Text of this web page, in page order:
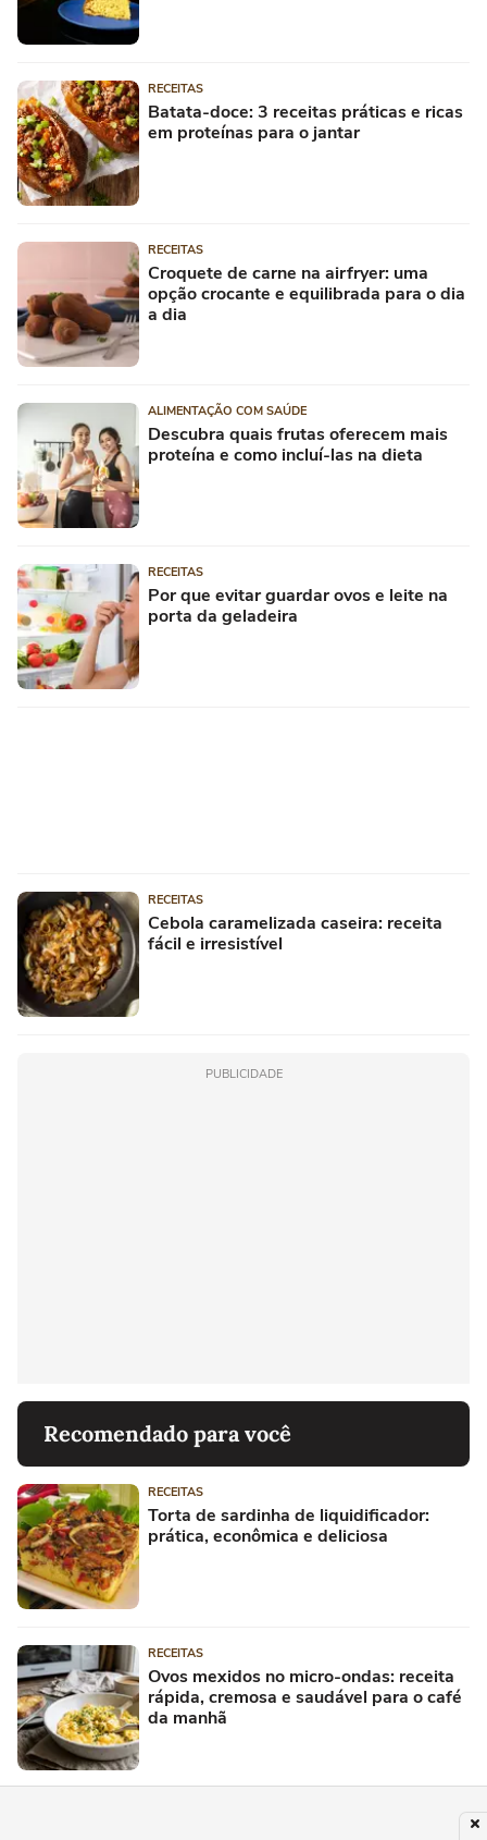
RECEITAS
Batata-doce: 3 receitas práticas e ricas
em proteínas para o jantar
RECEITAS
Croquete de carne na airfryer: uma
opção crocante e equilibrada para o dia
a dia
ALIMENTAÇÃO COM SAÚDE
Descubra quais frutas oferecem mais
proteína e como incluí-las na dieta
RECEITAS
Por que evitar guardar ovos e leite na
porta da geladeira
RECEITAS
Cebola caramelizada caseira: receita
fácil e irresistível
PUBLICIDADE
Recomendado para você
RECEITAS
Torta de sardinha de liquidificador:
prática, econômica e deliciosa
RECEITAS
Ovos mexidos no micro-ondas: receita
rápida, cremosa e saudável para o café
da manhã